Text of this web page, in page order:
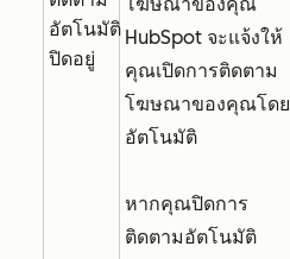
อัตโนมัติ
ปิดอยู่
HubSpot จะแจ้งให้
คุณเปิดการติดตาม
โฆษณาของคุณโดย
อัตโนมัติ
หากคุณปิดการ
ติดตามอัตโนมัติ